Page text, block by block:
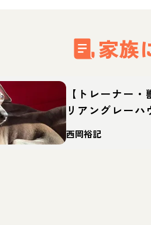
家族
【トレーナー
リアングレーハ
犬？性格・特徴
西岡裕記